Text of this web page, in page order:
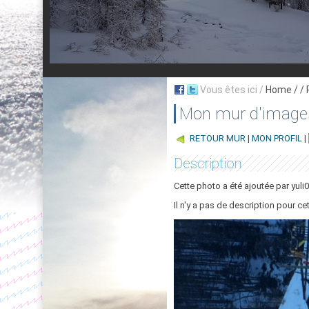
Vous êtes ici / Home / /
Mon mur
RETOUR MUR | MON PROFIL |
Description
Cette photo a été ajoutée par
Il n'y a pas de description pour